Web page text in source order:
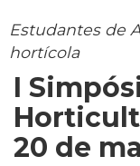
Estudantes de
hortícola
I
20 de